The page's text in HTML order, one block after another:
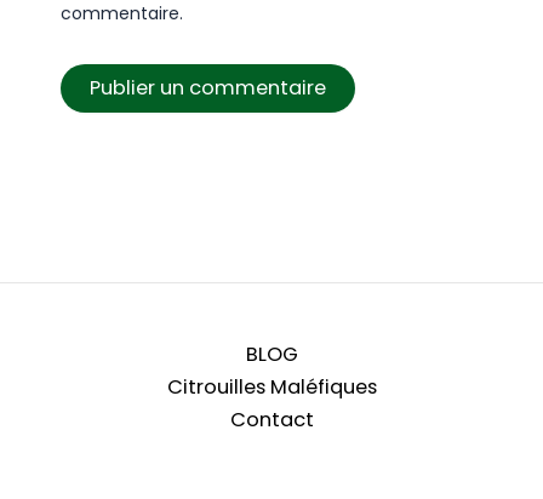
commentaire.
BLOG
Citrouilles Maléfiques
Contact